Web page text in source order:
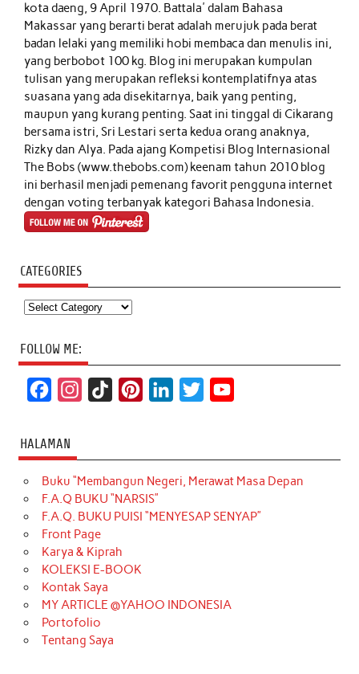
kota daeng, 9 April 1970. Battala' dalam Bahasa
Makassar yang berarti berat adalah merujuk pada berat
badan lelaki yang memiliki hobi membaca dan menulis ini,
yang berbobot 100 kg. Blog ini merupakan kumpulan
tulisan yang merupakan refleksi kontemplatifnya atas
suasana yang ada disekitarnya, baik yang penting,
maupun yang kurang penting. Saat ini tinggal di Cikarang
bersama istri, Sri Lestari serta kedua orang anaknya,
Rizky dan Alya. Pada ajang Kompetisi Blog Internasional
The Bobs (www.thebobs.com) keenam tahun 2010 blog
ini berhasil menjadi pemenang favorit pengguna internet
dengan voting terbanyak kategori Bahasa Indonesia.
CATEGORIES
Categories
FOLLOW ME:
c
e
b
o
o
k
t
a
g
r
a
m
T
o
k
t
e
r
k
e
d
t
t
e
T
u
b
HALAMAN
Buku “Membangun Negeri, Merawat Masa Depan
F.A.Q BUKU “NARSIS”
F.A.Q. BUKU PUISI “MENYESAP SENYAP”
Front Page
Karya & Kiprah
KOLEKSI E-BOOK
Kontak Saya
MY ARTICLE @YAHOO INDONESIA
Portofolio
Tentang Saya